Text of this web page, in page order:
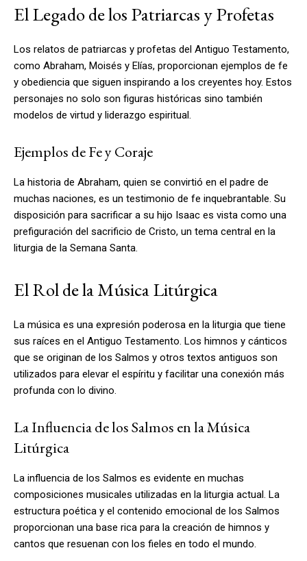
El Legado de los Patriarcas y Profetas
Los relatos de patriarcas y profetas del Antiguo Testamento,
como Abraham, Moisés y Elías, proporcionan ejemplos de fe
y obediencia que siguen inspirando a los creyentes hoy. Estos
personajes no solo son figuras históricas sino también
modelos de virtud y liderazgo espiritual.
Ejemplos de Fe y Coraje
La historia de Abraham, quien se convirtió en el padre de
muchas naciones, es un testimonio de fe inquebrantable. Su
disposición para sacrificar a su hijo Isaac es vista como una
prefiguración del sacrificio de Cristo, un tema central en la
liturgia de la Semana Santa.
El Rol de la Música Litúrgica
La música es una expresión poderosa en la liturgia que tiene
sus raíces en el Antiguo Testamento. Los himnos y cánticos
que se originan de los Salmos y otros textos antiguos son
utilizados para elevar el espíritu y facilitar una conexión más
profunda con lo divino.
La Influencia de los Salmos en la Música
Litúrgica
La influencia de los Salmos es evidente en muchas
composiciones musicales utilizadas en la liturgia actual. La
estructura poética y el contenido emocional de los Salmos
proporcionan una base rica para la creación de himnos y
cantos que resuenan con los fieles en todo el mundo.